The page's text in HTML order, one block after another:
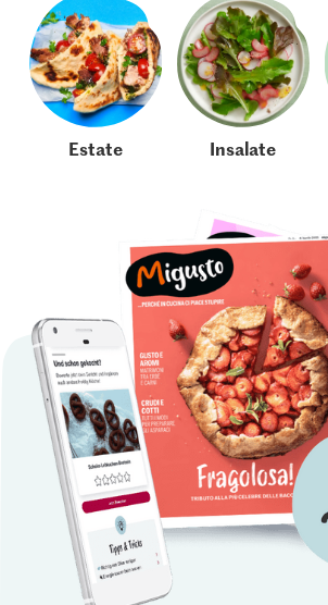
Estate Insalate